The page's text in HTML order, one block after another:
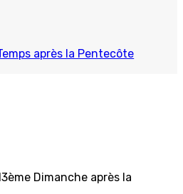
après la Pentecôte
Dimanche après la